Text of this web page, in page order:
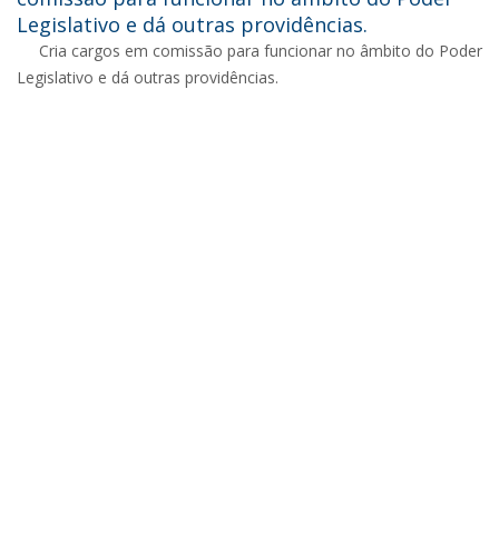
Legislativo e dá outras providências.
Cria cargos em comissão para funcionar no âmbito do Poder
Legislativo e dá outras providências.